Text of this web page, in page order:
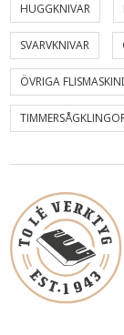
HUGGKNIVAR
SVARVKNIVAR
ÖVRIGA